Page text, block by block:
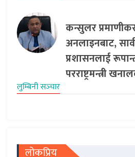
कन्सुलर
अनलाइनबाट,
प्रशासनलाई
परराष्ट्रमन्त्री
लुम्बिनी सञ्‍चार
लोकप्रिय